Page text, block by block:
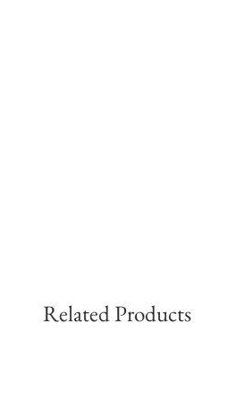
Related Products